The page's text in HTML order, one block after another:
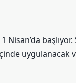
Nisan’da
uygulanacak